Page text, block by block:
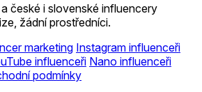
české i slovenské influencery
žádní prostředníci.
marketing Instagram influenceři
influenceři Nano influenceři
podmínky